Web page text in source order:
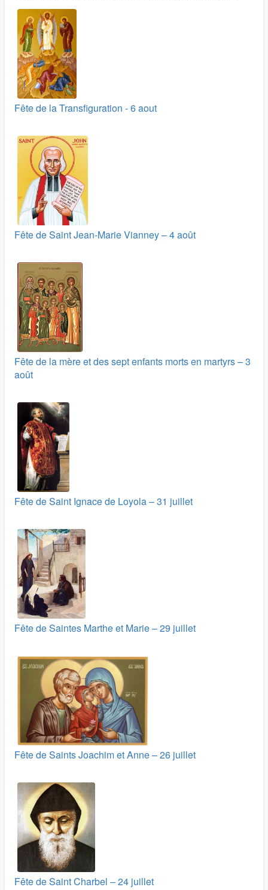
Fête de la Transfiguration - 6 aout
Fête de Saint Jean-Marie Vianney – 4 août
Fête de la mère et des sept enfants morts en martyrs – 3
août
Fête de Saint Ignace de Loyola – 31 juillet
Fête de Saintes Marthe et Marie – 29 juillet
Fête de Saints Joachim et Anne – 26 juillet
Fête de Saint Charbel – 24 juillet